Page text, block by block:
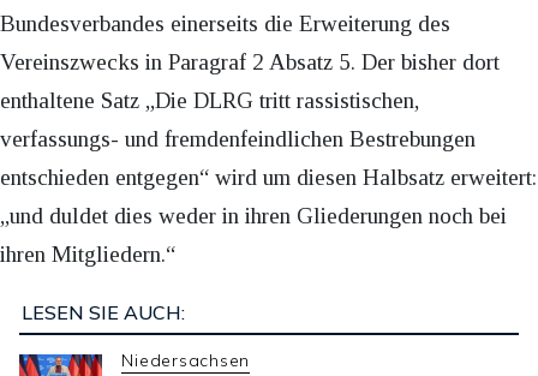
Bundesverbandes einerseits die Erweiterung des
Vereinszwecks in Paragraf 2 Absatz 5. Der bisher dort
enthaltene Satz „Die DLRG tritt rassistischen,
verfassungs- und fremdenfeindlichen Bestrebungen
entschieden entgegen“ wird um diesen Halbsatz erweitert:
„und duldet dies weder in ihren Gliederungen noch bei
ihren Mitgliedern.“
LESEN SIE AUCH:
Niedersachsen